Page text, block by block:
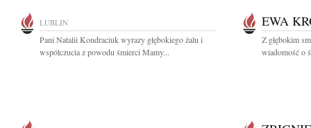
LUBLIN
Pani Natalii Kondraciuk wyrazy głębokiego żalu i
współczucia z powodu śmierci Mamy...
EWA
Z głębokim
wiadomość o